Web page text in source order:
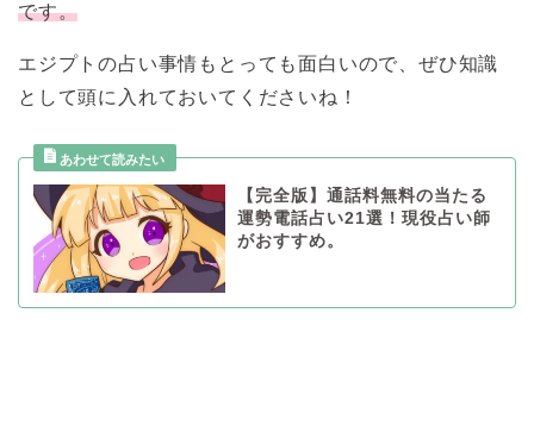
です。
エジプトの占い事情もとっても面白いので、ぜひ知識
として頭に入れておいてくださいね！
【完全版】通話料無料の当たる
運勢電話占い21選！現役占い師
がおすすめ。